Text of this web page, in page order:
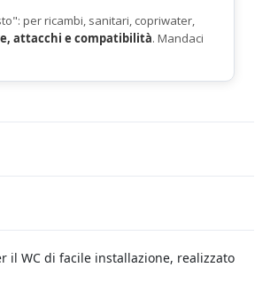
per ricambi, sanitari, copriwater,
attacchi e compatibilità. Mandaci
il WC di facile installazione, realizzato